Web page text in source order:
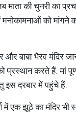
माता की चुनरी का
को मांगने
और बाबा भैरव
करते हैं. मां
इस दरबार में पहुंचे हैं.
में एक झूठे का